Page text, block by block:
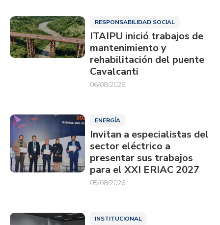
RESPONSABILIDAD SOCIAL
ITAIPU inició trabajos de
mantenimiento y
rehabilitación del puente
Cavalcanti
06/08/2026
ENERGÍA
Invitan a especialistas del
sector eléctrico a
presentar sus trabajos
para el XXI ERIAC 2027
05/08/2026
INSTITUCIONAL